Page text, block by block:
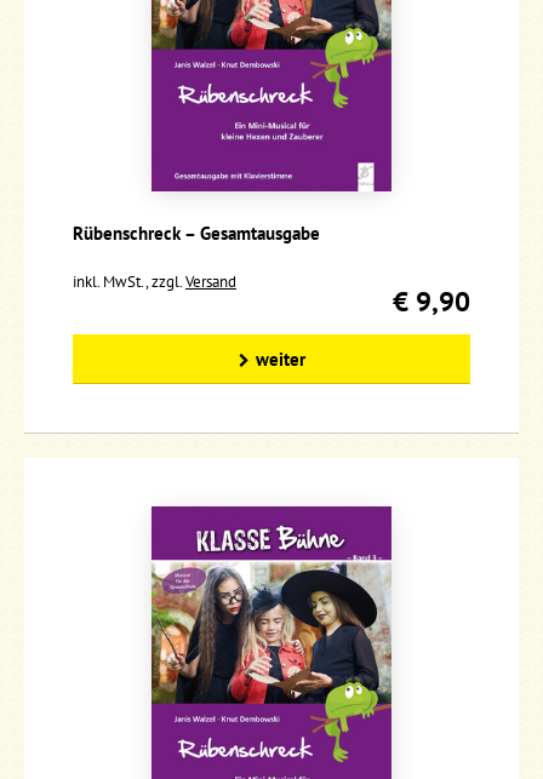
Rübenschreck – Gesamtausgabe
inkl. MwSt., zzgl.Versand
€ 9,90
weiter